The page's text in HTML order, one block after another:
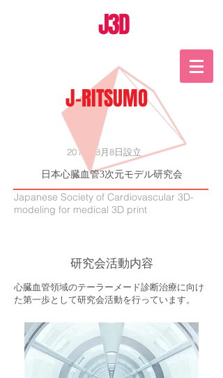
J3D
2015年8月8日設立
J-RITSUMO
日本心臓血管3次元モデル研究会
Japanese Society of Cardiovascular 3D-
modeling for medical 3D print
研究会活動内容
心臓血管領域のテーラーメード診断治療に向け
た第一歩として研究会活動を行っています。